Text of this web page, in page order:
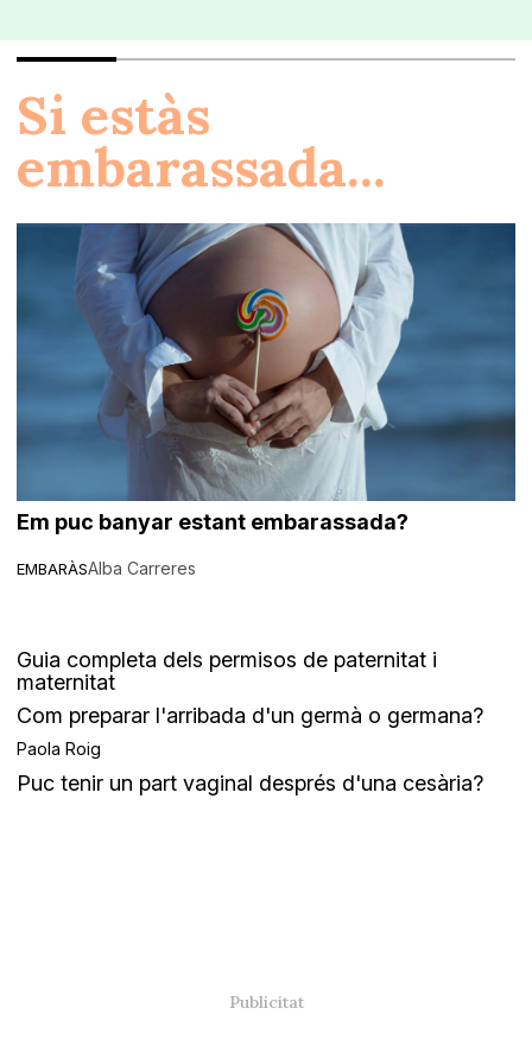
Si estàs
embarassada...
EMBARÀS
Em puc banyar estant embarassada?
Alba Carreres
Guia completa dels permisos de paternitat i
maternitat
Com preparar l'arribada d'un germà o germana?
Paola Roig
Puc tenir un part vaginal després d'una cesària?